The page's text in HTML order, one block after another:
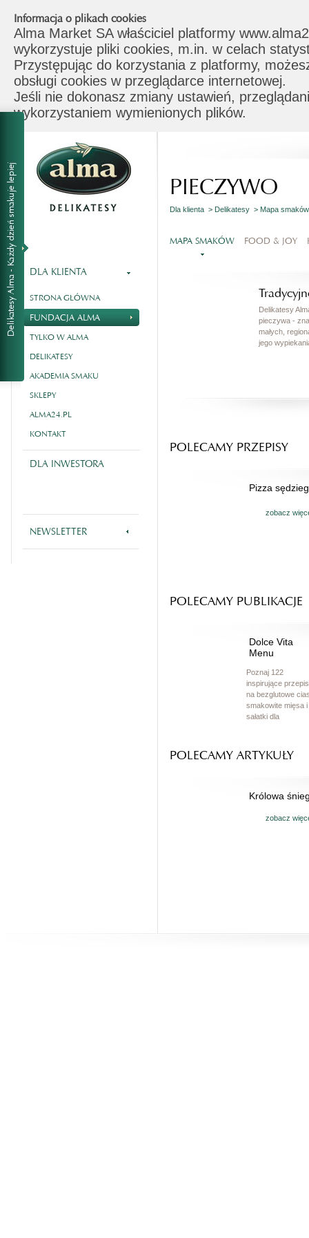
Informacja o plikach cookies
Alma Market SA właściciel platformy
wykorzystuje pliki cookies, m.in. w celach
Przystępując do korzystania z platformy,
obsługi cookies w przeglądarce internetowej.
Jeśli nie dokonasz zmiany ustawień,
wykorzystaniem wymienionych plików.
DLA KLIENTA
STRONA GŁÓWNA
FUNDACJA ALMA
TYLKO W ALMA
DELIKATESY
AKADEMIA SMAKU
SKLEPY
ALMA24.PL
KONTAKT
DLA INWESTORA
NEWSLETTER
PIECZYWO
Dla klienta > Delikatesy > Mapa
MAPA SMAKÓW FOOD & JOY
Delikatesy
pieczywa -
małych,
jego
POLECAMY PRZEPISY
Pizza
zobacz
POLECAMY PUBLIKACJE
Dolce Vita
Menu
Poznaj 122
inspirujące
na bezglutowe
smakowite mięsa i
sałatki dla
zobacz
POLECAMY ARTYKUŁY
Królowa
zobacz